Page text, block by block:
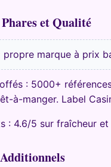
et Qualité
propre marque à prix
: 5000+
à-manger. Label
: 4.6/5 sur fraîcheur et